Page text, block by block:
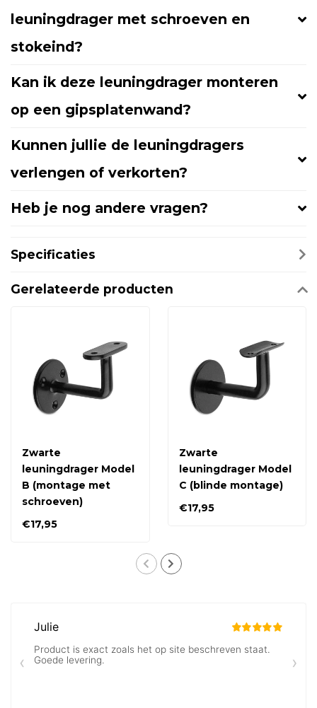
leuningdrager met schroeven en
stokeind?
Kan ik deze leuningdrager monteren
op een gipsplatenwand?
Kunnen jullie de leuningdragers
verlengen of verkorten?
Heb je nog andere vragen?
Specificaties
Gerelateerde producten
Zwarte
leuningdrager Model
B (montage met
schroeven)
€17,95
Zwarte
leuningdrager Model
C (blinde montage)
€17,95